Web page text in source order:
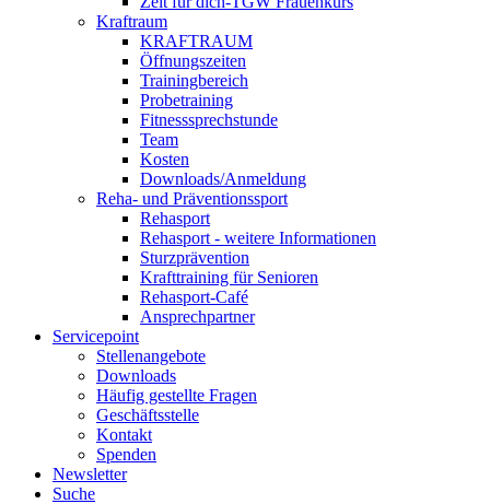
Kraftraum
KRAFTRAUM
Öffnungszeiten
Trainingbereich
Probetraining
Fitnesssprechstunde
Team
Kosten
Downloads/Anmeldung
Reha- und Präventionssport
Rehasport
Rehasport - weitere Informationen
Sturzprävention
Krafttraining für Senioren
Rehasport-Café
Ansprechpartner
Servicepoint
Stellenangebote
Downloads
Häufig gestellte Fragen
Geschäftsstelle
Kontakt
Spenden
Newsletter
Suche